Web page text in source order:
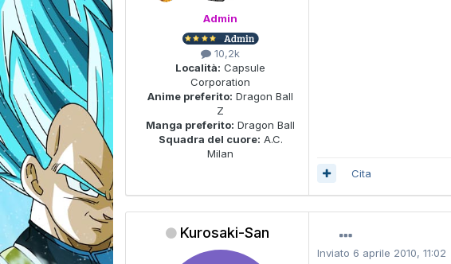
Admin
10,2k
Località: Capsule
Corporation
Anime preferito: Dragon Ball
Z
Manga preferito: Dragon Ball
Squadra del cuore: A.C.
Milan
Cita
Kurosaki-San
Inviato 6 aprile 2010, 11:02